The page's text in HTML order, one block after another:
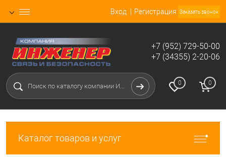
Вход Регистрация Заказать звонок
+7 (952) 729-50-00
+7 (34355) 2-20-06
0 0
Каталог товаров и услуг